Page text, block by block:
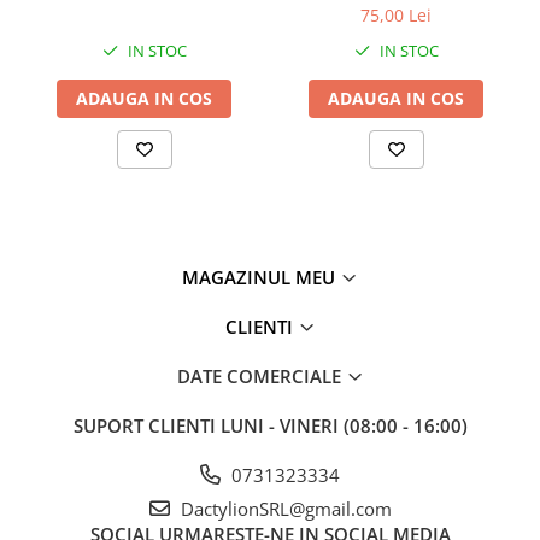
Caracteristici si beneficii
Protectie eficienta:previne acumularea frunzelor,
IN STOC
ADAUGA IN COS
75,00 Lei
IN STOC
ADAUGA IN COS
MAGAZINUL MEU
CLIENTI
DATE COMERCIALE
SUPORT CLIENTI LUNI - VINERI (08:00 - 16:00)
0731323334
DactylionSRL@gmail.com
SOCIAL URMARESTE-NE IN SOCIAL MEDIA